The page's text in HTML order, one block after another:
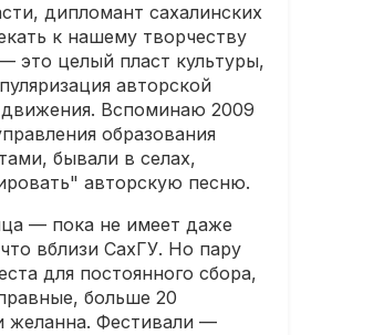
дипломант сахалинских
к нашему творчеству
это целый пласт культуры,
авторской
Вспоминаю 2009
образования
бывали в селах,
авторскую песню.
— пока не имеет даже
вблизи СахГУ. Но пару
для постоянного сбора,
больше 20
желанна. Фестивали —